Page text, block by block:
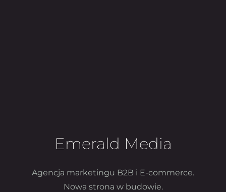
Emerald Media
Agencja marketingu B2B i E-commerce.
Nowa strona w budowie.